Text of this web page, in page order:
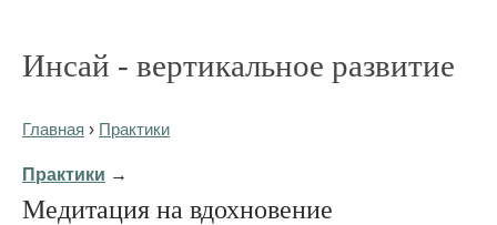
Инсай - вертикальное развитие
Главная › Практики
Практики →
Медитация на вдохновение